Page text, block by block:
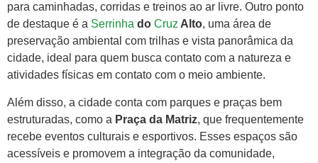
para caminhadas, corridas e treinos ao ar livre. Outro ponto
de destaque é a Serrinha do CruzAlto, uma área de
preservação ambiental com trilhas e vista panorâmica da
cidade, ideal para quem busca contato com a natureza e
atividades físicas em contato com o meio ambiente.
Além disso, a cidade conta com parques e praças bem
estruturadas, como a Praça da Matriz, que frequentemente
recebe eventos culturais e esportivos. Esses espaços são
acessíveis e promovem a integração da comunidade,